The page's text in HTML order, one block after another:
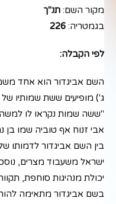
מקור השם: תנ"ך
בגמטריה: 226
לפי הקבלה:
השם אביגדור הוא אחד
ג') מופיעים ששת שמותיו
"ששה שמות נקראו לו למשה
אבי זנוח אף טוביה שמו
בין השם אביגדור לדמותו
ישראל משעבוד מצרים,
יכולת מנהיגות סוחפת,
בשם אביגדור מתאימה